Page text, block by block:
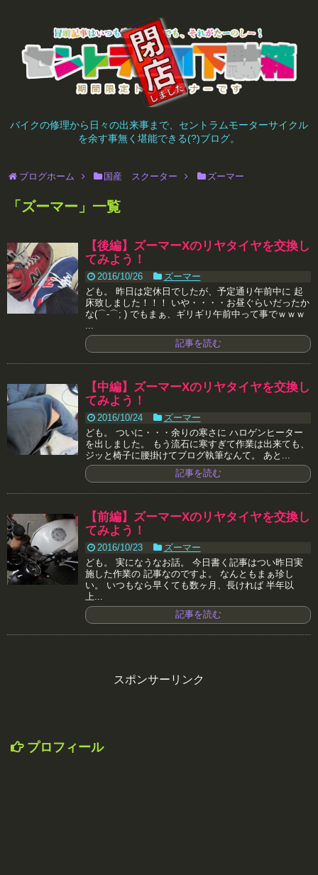
バイクの修理から日々の出来事まで、セントラムモーターサイクル
を余す事無く堪能できる(?)ブログ。
ブログホーム 国産 スクーター ズーマー
「 ズーマー 」 一覧
【後編】ズーマーXのリヤタイヤを交換し
てみよう！
2016/10/26
ズーマー
ども。 昨日は定休日でしたが、予定通り午前中に 起
床致しました！！！ いや・・・・お昼ぐらいだったか
な(⌒-⌒; ) でもまぁ、ギリギリ午前中って事でｗｗｗ
...
記事を読む
【中編】ズーマーXのリヤタイヤを交換し
てみよう！
2016/10/24
ズーマー
ども。 ついに・・・余りの寒さに ハロゲンヒーター
を出しました。 もう流石に寒すぎて作業は出来ても、
ジッと椅子に腰掛けてブログ執筆なんて。 あと...
記事を読む
【前編】ズーマーXのリヤタイヤを交換し
てみよう！
2016/10/23
ズーマー
ども。 実になうなお話。 今日書く記事はつい昨日実
施した作業の 記事なのですよ。 なんともまぁ珍し
い。 いつもなら早くても数ヶ月、長ければ 半年以
上...
記事を読む
スポンサーリンク
プロフィール